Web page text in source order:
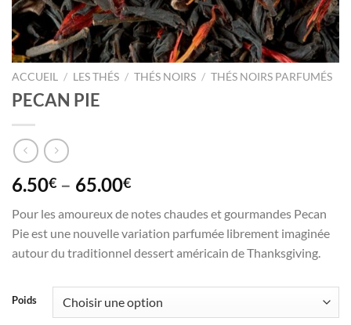
ACCUEIL / LES THÉS / THÉS NOIRS / THÉS NOIRS PARFUMÉS
PECAN PIE
6.50€ – 65.00€
Pour les amoureux de notes chaudes et gourmandes Pecan
Pie est une nouvelle variation parfumée librement imaginée
autour du traditionnel dessert américain de Thanksgiving.
Poids